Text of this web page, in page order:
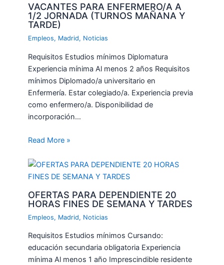
VACANTES PARA ENFERMERO/A A
1/2 JORNADA (TURNOS MAÑANA Y
TARDE)
Empleos, Madrid, Noticias
Requisitos Estudios mínimos Diplomatura
Experiencia mínima Al menos 2 años Requisitos
mínimos Diplomado/a universitario en
Enfermería. Estar colegiado/a. Experiencia previa
como enfermero/a. Disponibilidad de
incorporación…
Read More »
OFERTAS PARA DEPENDIENTE 20
HORAS FINES DE SEMANA Y TARDES
Empleos, Madrid, Noticias
Requisitos Estudios mínimos Cursando:
educación secundaria obligatoria Experiencia
mínima Al menos 1 año Imprescindible residente